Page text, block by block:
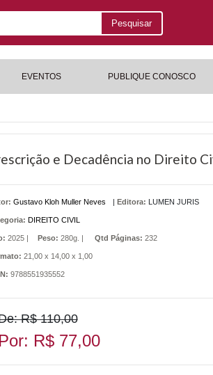
Pesquisar
EVENTOS PUBLIQUE CONOSCO
e Decadência no Direito
Gustavo Kloh Muller Neves | Editora: LUMEN JURIS
DIREITO CIVIL
2025 | Peso: 280g. | Qtd Páginas: 232
21,00 x 14,00 x 1,00
9788551935552
R$ 110,00
Por: R$ 77,00